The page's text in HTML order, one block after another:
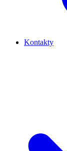
Kontakty